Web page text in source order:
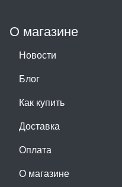
О магазине
Новости
Блог
Как купить
Доставка
Оплата
О магазине